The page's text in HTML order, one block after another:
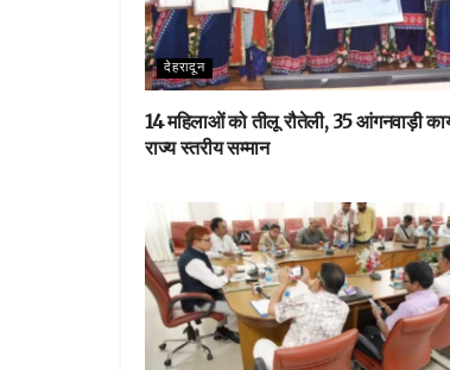
देहरादून
14 महिलाओं को तीलू रौतेली, 35 आंगनवाड़ी
राज्य स्तरीय सम्मान